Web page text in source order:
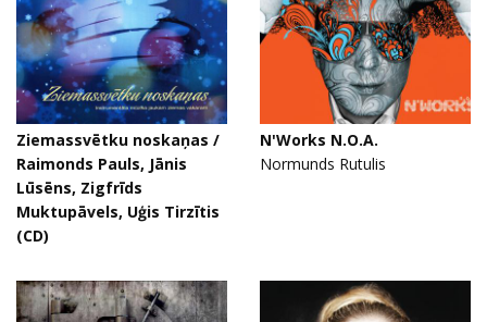
Ziemassvētku noskaņas /
Raimonds Pauls, Jānis
Lūsēns, Zigfrīds
Muktupāvels, Uģis Tirzītis
(CD)
N'Works N.O.A.
Normunds Rutulis